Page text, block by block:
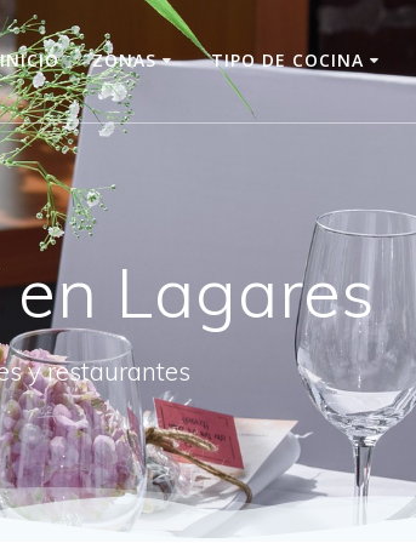
INICIO ZONAS TIPO DE COCINA
Lagares
y restaurantes